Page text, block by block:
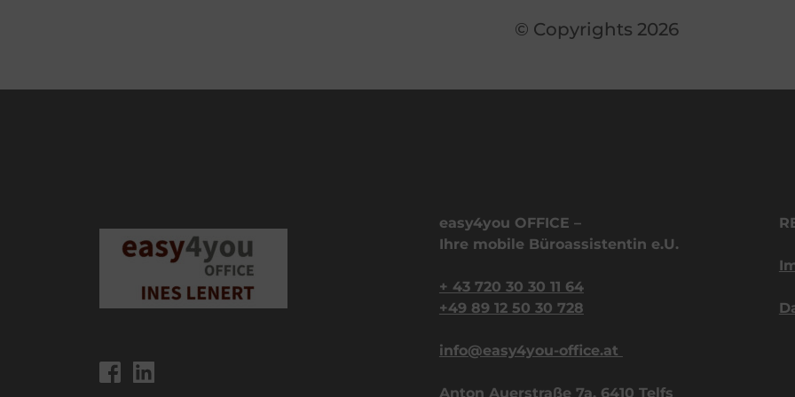
© Copyrights 2026
easy4you OFFICE –
Ihre mobile Büroassistentin e.U.
+ 43 720 30 30 11 64
+49 89 12 50 30 728
info@easy4you-office.at
Anton Auerstraße 7a, 6410 Telfs